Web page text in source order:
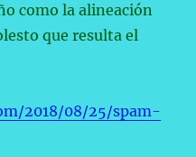
como la alineación
que resulta el
2018/08/25/spam-